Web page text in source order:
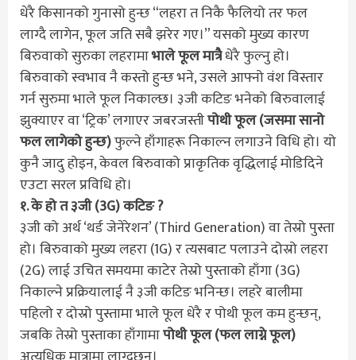
धेरै किसानको गुनासो हुन्छ “लहरा त निकै फैलियो तर फल
लाग्दै लागेन, फूल जति सबै झरेर गए।” यसको मुख्य कारण
बिरुवाको सुरुका लहरामाभाले फूल मात्रैधेरै फुल्नु हो।
बिरुवाको स्वभाव नै कस्तो हुन्छ भने, उसले आफ्नो वंश विस्तार
गर्न सुरुमा भाले फूल निकाल्छ। ३जी कटिङ भनेको बिरुवालाई
झुक्याएर वा ‘ट्रिक’ लगाएर जबरजस्तीपोथी फूल (जसमा सानो
फल लागेको हुन्छ)फुल्ने हाँगाहरू निकाल्न लगाउने विधि हो। यो
कुनै जादु होइन, केवल बिरुवाको प्राकृतिक वृद्धिलाई मोडिदिने
एउटा सरल प्रविधि हो।
१. के हो त ३जी (3G) कटिङ ?
३जी को अर्थ ‘थर्ड जेनेरेशन’ (Third Generation) वा तेस्रो पुस्ता
हो। बिरुवाको मुख्य लहरा (1G) र त्यसबाट पलाउने दोस्रो लहरा
(2G) लाई उचित समयमा काटेर तेस्रो पुस्ताको हाँगा (3G)
निकाल्ने प्रक्रियालाई नै ३जी कटिङ भनिन्छ। लहरे बालीमा
पहिलो र दोस्रो पुस्तामा भाले फूल धेरै र पोथी फूल कम हुन्छन्,
जबकि तेस्रो पुस्ताका हाँगामापोथी फूल (फल लाग्ने फूल)